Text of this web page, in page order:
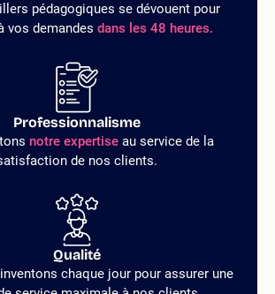
pédagogiques se dévouent pour
vos demandes dans les 48 heures.
Professionnalisme
notre expertiseau service de la
de nos clients.
Qualité
chaque jour pour assurer une